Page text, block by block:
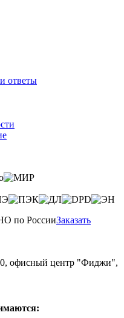
ответы
по РоссииЗаказать
офисный центр "Фиджи",